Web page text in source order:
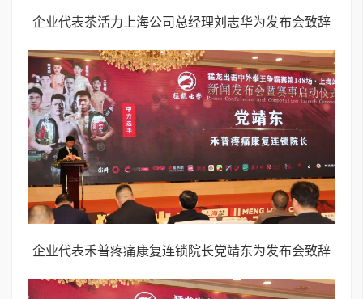
企业代表茶活力上海公司总经理刘志华为发布会致辞
企业代表禾普疼痛康复连锁院长党靖东为发布会致辞